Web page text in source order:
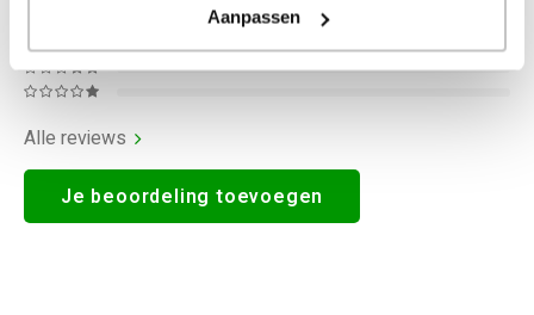
Aanpassen
Alle reviews
Je beoordeling toevoegen